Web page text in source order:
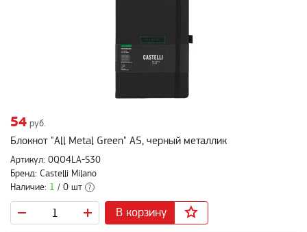
54 руб.
Блокнот "All Metal Green" А5, черный металлик
Артикул: 0QO4LA-S30
Бренд: Castelli Milano
Наличие: 1 / 0 шт ?
В корзину